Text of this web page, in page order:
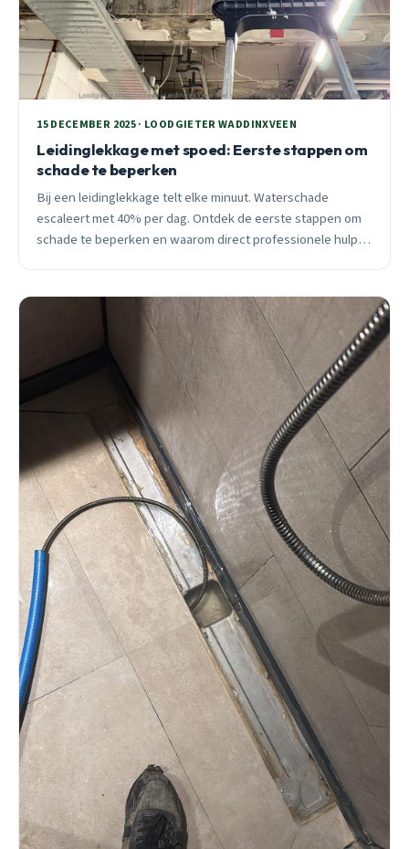
15 DECEMBER 2025 · LOODGIETER WADDINXVEEN
Leidinglekkage met spoed: Eerste stappen om
schade te beperken
Bij een leidinglekkage telt elke minuut. Waterschade
escaleert met 40% per dag. Ontdek de eerste stappen om
schade te beperken en waarom direct professionele hulp